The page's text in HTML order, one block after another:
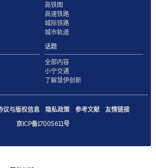
高铁图
高速铁路
城际铁路
城市轨道
话题
全部内容
小宁交通
了解慧伊创新
议与版权信息 隐私政策 参考文献
友情链接
京ICP备17005611号